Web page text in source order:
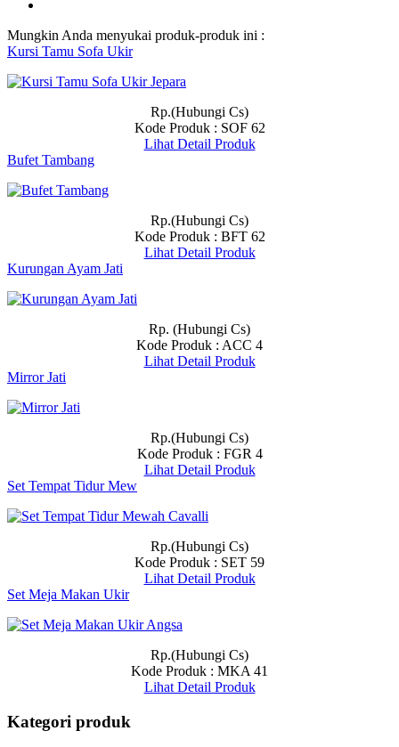
Mungkin Anda menyukai produk-produk ini :
Kursi Tamu Sofa Ukir
Rp.(Hubungi Cs)
Kode Produk : SOF 62
Lihat Detail Produk
Bufet Tambang
Rp.(Hubungi Cs)
Kode Produk : BFT 62
Lihat Detail Produk
Kurungan Ayam Jati
Rp. (Hubungi Cs)
Kode Produk : ACC 4
Lihat Detail Produk
Mirror Jati
Rp.(Hubungi Cs)
Kode Produk : FGR 4
Lihat Detail Produk
Set Tempat Tidur Mew
Rp.(Hubungi Cs)
Kode Produk : SET 59
Lihat Detail Produk
Set Meja Makan Ukir
Rp.(Hubungi Cs)
Kode Produk : MKA 41
Lihat Detail Produk
Kategori produk